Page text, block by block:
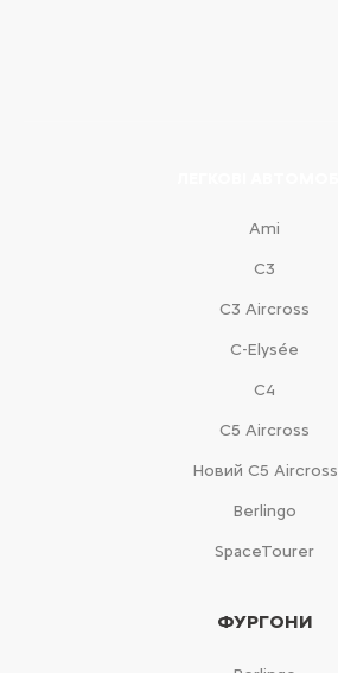
Ami
С3
С3 Aircross
C-Elysée
С4
С5 Aircross
Новий С5 Aircross
Berlingo
SpaceTourer
ФУРГОНИ